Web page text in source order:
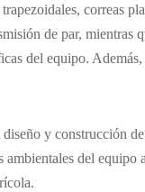
correas
de par, mientras
del equipo.
y construcción
ambientales del